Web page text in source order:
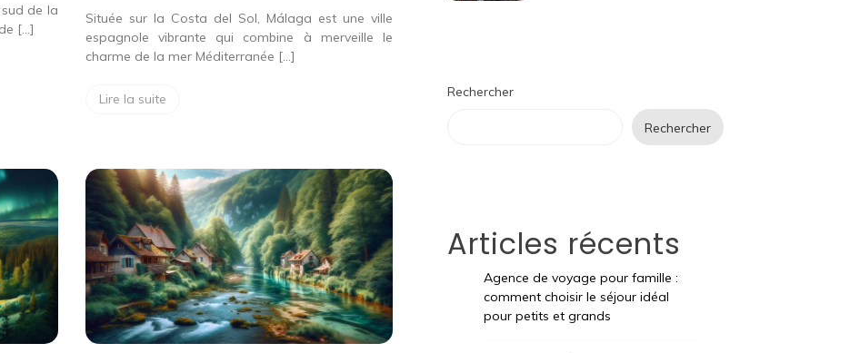
de la
[…]
Située sur la Costa del Sol, Málaga est une ville
espagnole vibrante qui combine à merveille le
charme de la mer Méditerranée […]
Lire la suite Rechercher
Rechercher
Articles récents
Agence de voyage pour famille :
comment choisir le séjour idéal
pour petits et grands